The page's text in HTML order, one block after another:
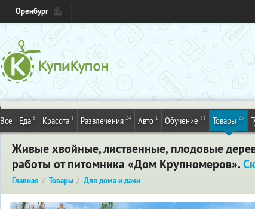
Оренбург
Все Еда 6 Красота 1 Развлечения 24 Авто 1 Обучение 31 Товары 25
Живые хвойные, лиственные, плодовые
работы от питомника «Дом Крупномеров».
Главная Товары Для дома и дачи